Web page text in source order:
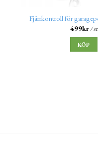
Fjärrkontroll för
499kr/ st
KÖP